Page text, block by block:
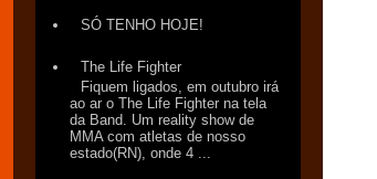
SÓ TENHO HOJE!
The Life Fighter
Fiquem ligados, em outubro irá
ao ar o The Life Fighter na tela
da Band. Um reality show de
MMA com atletas de nosso
estado(RN), onde 4 ...